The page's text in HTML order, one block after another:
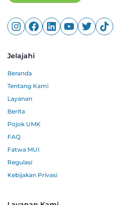
Jelajahi
Beranda
Tentang Kami
Layanan
Berita
Pojok UMK
FAQ
Fatwa MUI
Regulasi
Kebijakan Privasi